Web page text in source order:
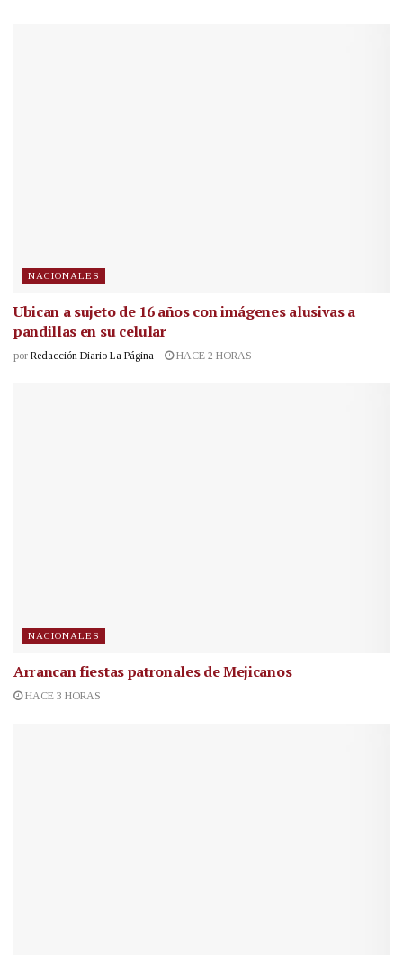
NACIONALES
Ubican a sujeto de 16 años con imágenes alusivas a
pandillas en su celular
por Redacción Diario La Página HACE 2 HORAS
NACIONALES
Arrancan fiestas patronales de Mejicanos
HACE 3 HORAS